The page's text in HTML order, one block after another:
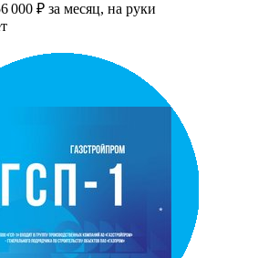
000 ₽ за месяц, на руки